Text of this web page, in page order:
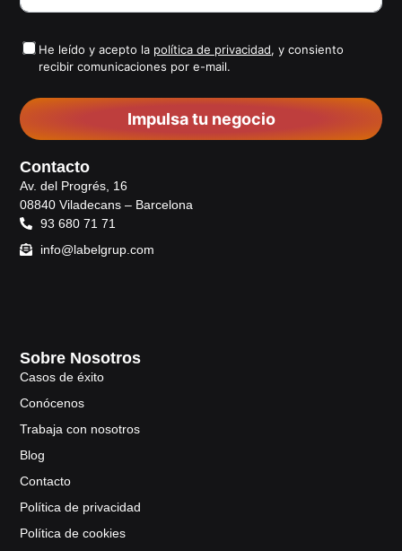
Sobre Nosotros
Casos de éxito
Conócenos
Trabaja con nosotros
Blog
Contacto
Política de privacidad
Política de cookies
He leído y acepto la política de privacidad, y consiento
recibir comunicaciones por e-mail.
Impulsa tu negocio
Contacto
Av. del Progrés, 16
08840 Viladecans – Barcelona
93 680 71 71
info@labelgrup.com